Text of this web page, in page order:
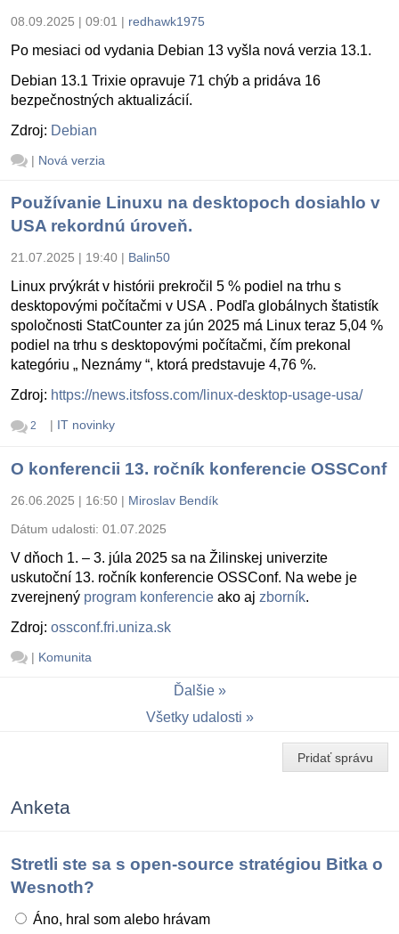
08.09.2025 | 09:01 | redhawk1975
Po mesiaci od vydania Debian 13 vyšla nová verzia 13.1.
Debian 13.1 Trixie opravuje 71 chýb a pridáva 16
bezpečnostných aktualizácií.
Zdroj: Debian
| Nová verzia
Používanie Linuxu na desktopoch dosiahlo v
USA rekordnú úroveň.
21.07.2025 | 19:40 | Balin50
Linux prvýkrát v histórii prekročil 5 % podiel na trhu s
desktopovými počítačmi v USA . Podľa globálnych štatistík
spoločnosti StatCounter za jún 2025 má Linux teraz 5,04 %
podiel na trhu s desktopovými počítačmi, čím prekonal
kategóriu „ Neznámy “, ktorá predstavuje 4,76 %.
Zdroj: https://news.itsfoss.com/linux-desktop-usage-usa/
2 | IT novinky
O konferencii 13. ročník konferencie OSSConf
26.06.2025 | 16:50 | Miroslav Bendík
Dátum udalosti: 01.07.2025
V dňoch 1. – 3. júla 2025 sa na Žilinskej univerzite
uskutoční 13. ročník konferencie OSSConf. Na webe je
zverejnený program konferencie ako aj zborník.
Zdroj: ossconf.fri.uniza.sk
| Komunita
Ďalšie
Všetky udalosti
Pridať správu
Anketa
Stretli ste sa s open-source stratégiou Bitka o
Wesnoth?
Áno, hral som alebo hrávam